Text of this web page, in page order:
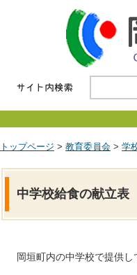
トップページ > 教育委員会 > 学
中学校給食の献立表
岡垣町内の中学校で提供し